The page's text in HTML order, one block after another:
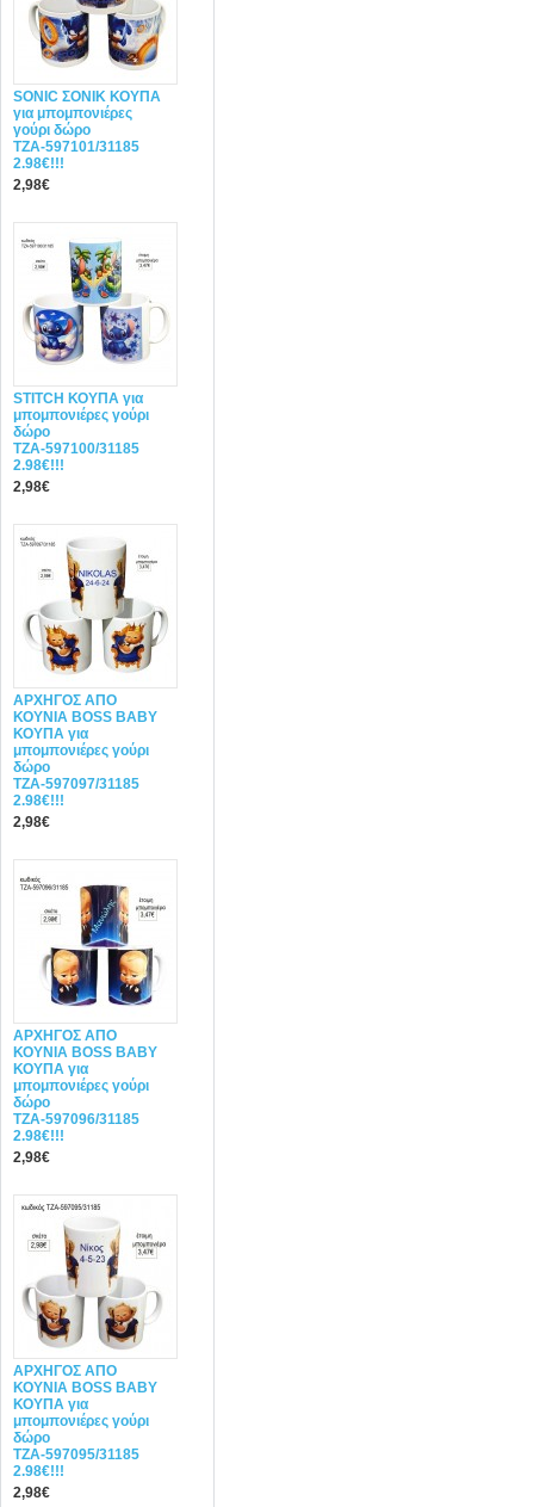
SONIC ΣΟΝΙΚ ΚΟΥΠΑ
για μπομπονιέρες
γούρι δώρο
ΤΖΑ-597101/31185
2.98€!!!
2,98€
STITCH ΚΟΥΠΑ για
μπομπονιέρες γούρι
δώρο
ΤΖΑ-597100/31185
2.98€!!!
2,98€
ΑΡΧΗΓΟΣ ΑΠΟ
ΚΟΥΝΙΑ BOSS BABY
ΚΟΥΠΑ για
μπομπονιέρες γούρι
δώρο
ΤΖΑ-597097/31185
2.98€!!!
2,98€
ΑΡΧΗΓΟΣ ΑΠΟ
ΚΟΥΝΙΑ BOSS BABY
ΚΟΥΠΑ για
μπομπονιέρες γούρι
δώρο
ΤΖΑ-597096/31185
2.98€!!!
2,98€
ΑΡΧΗΓΟΣ ΑΠΟ
ΚΟΥΝΙΑ BOSS BABY
ΚΟΥΠΑ για
μπομπονιέρες γούρι
δώρο
ΤΖΑ-597095/31185
2.98€!!!
2,98€